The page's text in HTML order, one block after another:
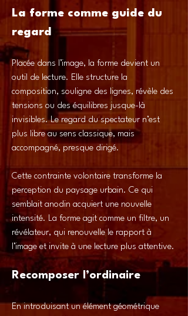
La forme comme guide du
regard
Placée dans l’image, la forme devient un
outil de lecture. Elle structure la
composition, souligne des lignes, révèle des
tensions ou des équilibres jusque-là
invisibles. Le regard du spectateur n’est
plus libre au sens classique, mais
accompagné, presque dirigé.
Cette contrainte volontaire transforme la
perception du paysage urbain. Ce qui
semblait anodin acquiert une nouvelle
intensité. La forme agit comme un filtre, un
révélateur, qui renouvelle le rapport à
l’image et invite à une lecture plus attentive.
Recomposer l’ordinaire
En introduisant un élément géométrique